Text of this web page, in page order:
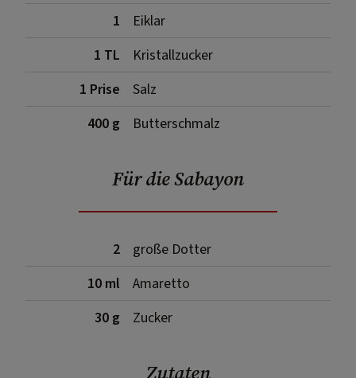
1
Eiklar
1 TL
Kristallzucker
1 Prise
Salz
400 g
Butterschmalz
Für die Sabayon
2
große Dotter
10 ml
Amaretto
30 g
Zucker
Zutaten